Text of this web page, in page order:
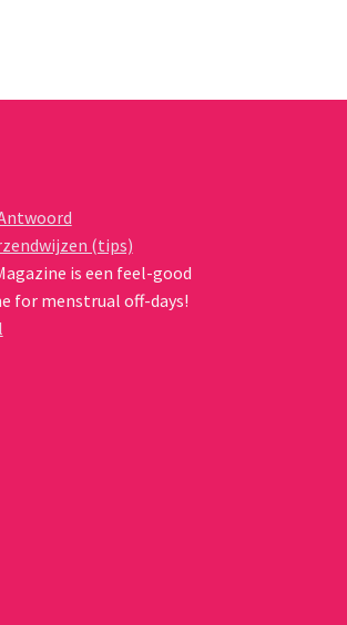
(tips)
is een feel-good
for menstrual off-days!